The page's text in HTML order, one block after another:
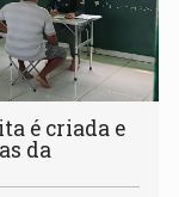
é criada e
da